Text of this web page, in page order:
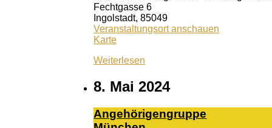
Fechtgasse 6
Ingolstadt,85049
Veranstaltungsort anschauen
KarteNeuburger
Weiterlesen
8. Mai 2024
An­ge­hö­ri­gen­grup­pe